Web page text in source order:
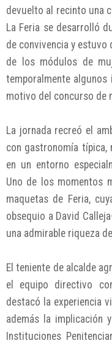
devuelto al recinto una
La Feria se desarrolló
de convivencia y
de los módulos de
temporalmente
motivo del concurso de
La jornada recreó el
con gastronomía típica,
en un entorno
Uno de los momentos
maquetas de Feria,
obsequio a David
una admirable riqueza
El teniente de alcalde
el equipo directivo
destacó la experiencia
además la implicación
Instituciones